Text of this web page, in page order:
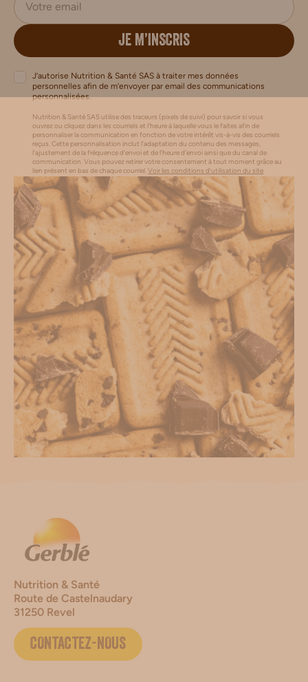
JE M’INSCRIS
J’autorise Nutrition & Santé SAS à traiter mes données
personnelles afin de m’envoyer par email des communications
personnalisées.
Nutrition & Santé SAS utilise des traceurs (pixels de suivi) pour savoir si vous
ouvrez ou cliquez dans les courriels et l’heure à laquelle vous le faites afin de
personnaliser la communication en fonction de votre intérêt vis-à-vis des courriels
reçus. Cette personnalisation inclut l’adaptation du contenu des messages,
l'ajustement de la fréquence d’envoi et de l’heure d’envoi ainsi que du canal de
communication. Vous pouvez retirer votre consentement à tout moment grâce au
lien présent en bas de chaque courriel.Voir les conditions d'utilisation du site
Nutrition & Santé
Route de Castelnaudary
31250 Revel
CONTACTEZ-NOUS